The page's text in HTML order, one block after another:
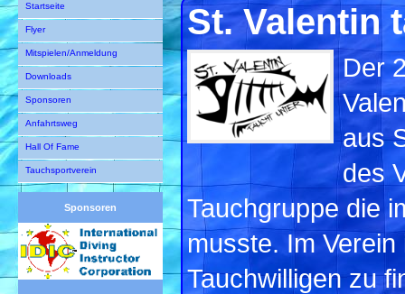
Startseite
Flyer
Mitspielen/Anmeldung
Downloads
Sponsoren
Anfahrtsweg
Hall Of Fame
Tauchsportverein
Sponsoren
St. Valentin
Der
aus
des
Tauchgruppe die
musste. Im
Tauchwilligen zu